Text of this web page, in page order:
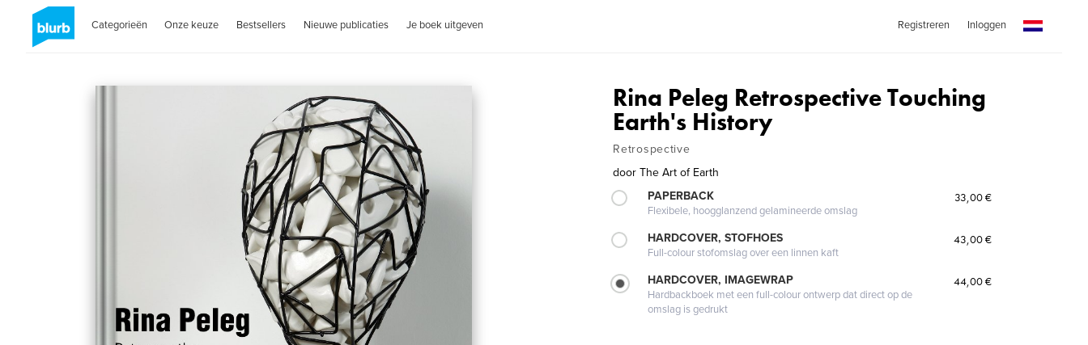
Categorieën Onze keuze Bestsellers Nieuwe publicaties Je boek uitgeven Registreren Inloggen
Rina Peleg Retrospective Touching
Earth's History
Retrospective
door The Art of Earth
PAPERBACK
Flexibele, hoogglanzend gelamineerde omslag
33,00 €
HARDCOVER, STOFHOES
Full-colour stofomslag over een linnen kaft
43,00 €
HARDCOVER, IMAGEWRAP
Hardbackboek met een full-colour ontwerp dat direct op de
omslag is gedrukt
44,00 €